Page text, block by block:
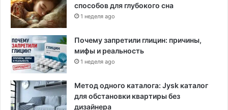
способов для глубокого сна
1 неделя ago
Почему запретили глицин: причины,
мифы и реальность
1 неделя ago
Метод одного каталога: Jysk каталог
для обстановки квартиры без
дизайнера